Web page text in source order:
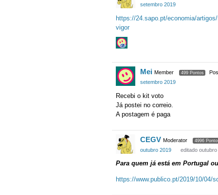
setembro 2019
https://24.sapo.pt/economia/
vigor
Mei Member 499 Pontos
setembro 2019
Recebi o kit voto
Já postei no correio.
A postagem é paga
CEGV Moderator 4996
outubro 2019 editado
Para quem já está em Portugal
https://www.publico.pt/2019/10/04/